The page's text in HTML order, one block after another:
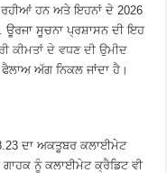
ਰਹੀਆਂ ਹਨ ਅਤੇ ਇਹਨਾਂ ਦੇ 2026
ਊਰਜਾ ਸੂਚਨਾ ਪ੍ਰਸ਼ਾਸਨ ਦੀ ਇਹ
ਕੀਮਤਾਂ ਦੇ ਵਧਣ ਦੀ ਉਮੀਦ
ਫੈਲਾਅ ਅੱਗ ਨਿਕਲ ਜਾਂਦਾ ਹੈ।
ਦਾ ਅਕਤੂਬਰ ਕਲਾਈਮੇਟ
ਗਾਹਕ ਨੂੰ ਕਲਾਈਮੇਟ ਕ੍ਰੈਡਿਟ ਵੀ